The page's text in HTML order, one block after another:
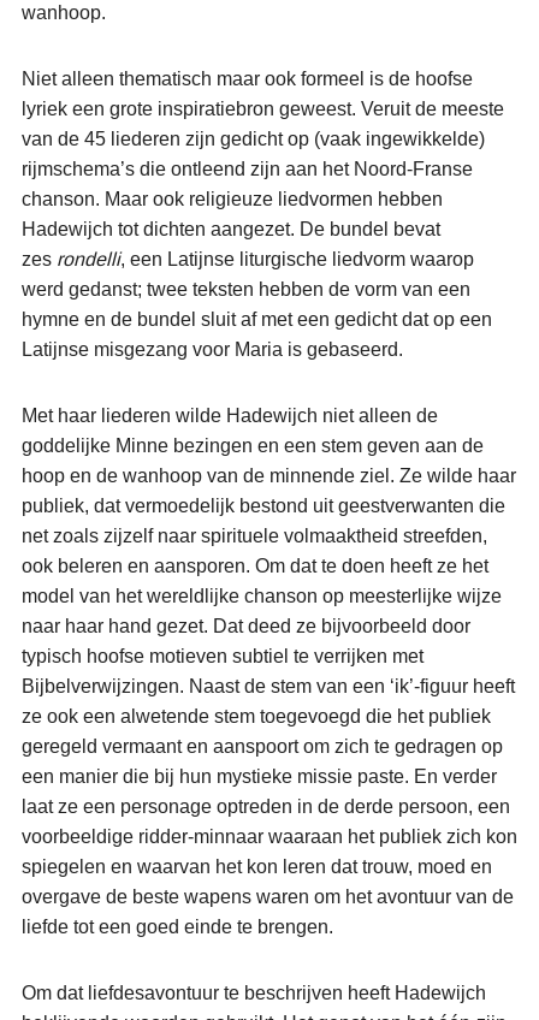
wanhoop.
Niet alleen thematisch maar ook formeel is de hoofse
lyriek een grote inspiratiebron geweest. Veruit de meeste
van de 45 liederen zijn gedicht op (vaak ingewikkelde)
rijmschema’s die ontleend zijn aan het Noord-Franse
chanson. Maar ook religieuze liedvormen hebben
Hadewijch tot dichten aangezet. De bundel bevat
zes rondelli, een Latijnse liturgische liedvorm waarop
werd gedanst; twee teksten hebben de vorm van een
hymne en de bundel sluit af met een gedicht dat op een
Latijnse misgezang voor Maria is gebaseerd.
Met haar liederen wilde Hadewijch niet alleen de
goddelijke Minne bezingen en een stem geven aan de
hoop en de wanhoop van de minnende ziel. Ze wilde haar
publiek, dat vermoedelijk bestond uit geestverwanten die
net zoals zijzelf naar spirituele volmaaktheid streefden,
ook beleren en aansporen. Om dat te doen heeft ze het
model van het wereldlijke chanson op meesterlijke wijze
naar haar hand gezet. Dat deed ze bijvoorbeeld door
typisch hoofse motieven subtiel te verrijken met
Bijbelverwijzingen. Naast de stem van een ‘ik’-figuur heeft
ze ook een alwetende stem toegevoegd die het publiek
geregeld vermaant en aanspoort om zich te gedragen op
een manier die bij hun mystieke missie paste. En verder
laat ze een personage optreden in de derde persoon, een
voorbeeldige ridder-minnaar waaraan het publiek zich kon
spiegelen en waarvan het kon leren dat trouw, moed en
overgave de beste wapens waren om het avontuur van de
liefde tot een goed einde te brengen.
Om dat liefdesavontuur te beschrijven heeft Hadewijch